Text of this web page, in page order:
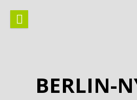
indhold
BERLIN-